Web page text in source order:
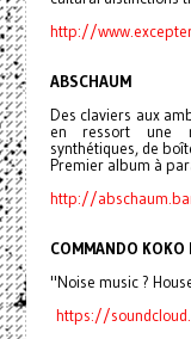
http://
ABSCHAUM
Des claviers aux
en ressort une
synthétiques, de
Premier album à
http://
COMMANDO KOKO
"Noise music ?
https://